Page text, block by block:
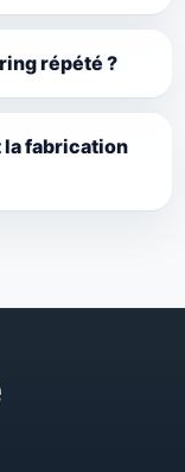
répété ?
fabrication